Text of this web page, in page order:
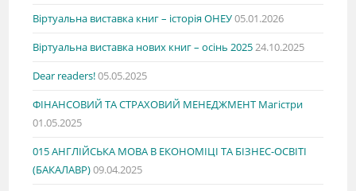
Віртуальна виставка книг – історія ОНЕУ05.01.2026
Віртуальна виставка нових книг – осінь 202524.10.2025
Dear readers!05.05.2025
ФІНАНСОВИЙ ТА СТРАХОВИЙ МЕНЕДЖМЕНТ Магістри
01.05.2025
015 АНГЛІЙСЬКА МОВА В ЕКОНОМІЦІ ТА БІЗНЕС-ОСВІТІ
(БАКАЛАВР)09.04.2025